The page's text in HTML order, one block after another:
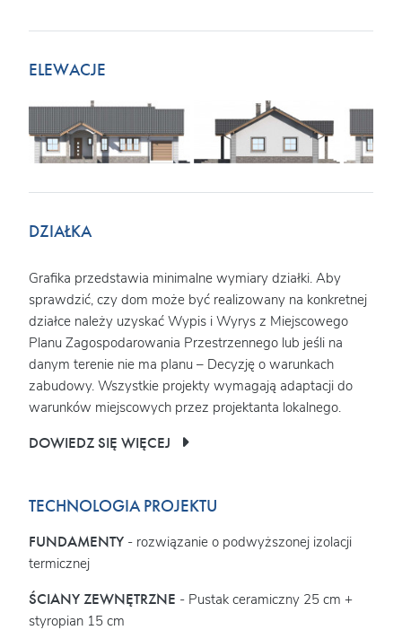
ELEWACJE
DZIAŁKA
Grafika przedstawia minimalne wymiary działki. Aby
sprawdzić, czy dom może być realizowany na konkretnej
działce należy uzyskać Wypis i Wyrys z Miejscowego
Planu Zagospodarowania Przestrzennego lub jeśli na
danym terenie nie ma planu – Decyzję o warunkach
zabudowy. Wszystkie projekty wymagają adaptacji do
warunków miejscowych przez projektanta lokalnego.
DOWIEDZ SIĘ WIĘCEJ
TECHNOLOGIA PROJEKTU
FUNDAMENTY - rozwiązanie o podwyższonej izolacji
termicznej
ŚCIANY ZEWNĘTRZNE - Pustak ceramiczny 25 cm +
styropian 15 cm